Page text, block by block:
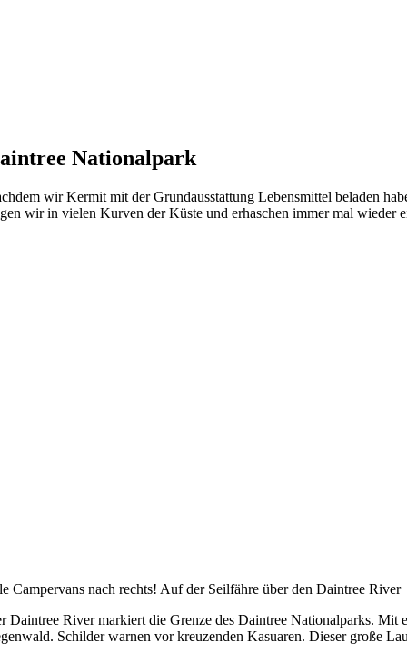
Nationalpark
wir Kermit mit der Grundausstattung Lebensmittel beladen
wir in vielen Kurven der Küste und erhaschen immer mal wieder
Campervans nach rechts! Auf der Seilfähre über den Daintree River
Daintree River markiert die Grenze des Daintree Nationalparks. Mit
Schilder warnen vor kreuzenden Kasuaren. Dieser große